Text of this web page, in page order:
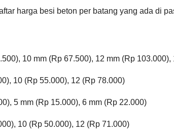
harga besi beton per batang yang ada di
10 mm (Rp 67.500), 12 mm (Rp
10 (Rp 55.000), 12 (Rp 78.000)
5 mm (Rp 15.000), 6 mm (Rp 22.000)
10 (Rp 50.000), 12 (Rp 71.000)